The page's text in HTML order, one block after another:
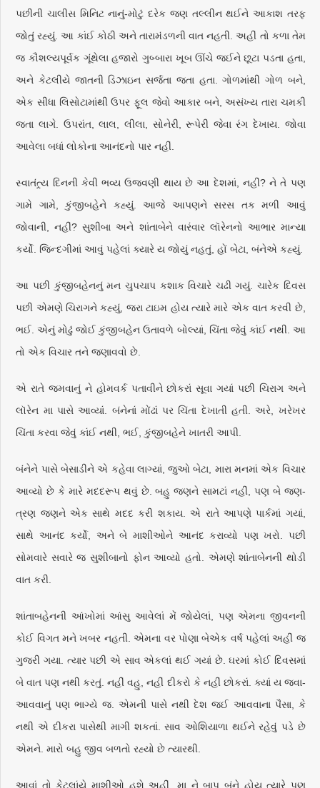
પછીની ચાલીસ મિનિટ નાનું-મોટું દરેક જણ તલ્લીન થઈને આકાશ તરફ
જોતું રહ્યું. આ કાંઈ કોઠી અને તારામંડળની વાત નહતી. અહીં તો કળા તેમ
જ કૌશલ્યપૂર્વક ગૂંથેલા હજારો ગુબ્બારા ખૂબ ઊંચે જઈને છૂટા પડતા હતા,
અને કેટલીયે જાતની ડિઝાઇન સર્જતા જતા હતા. ગોળમાંથી ગોળ બને,
એક સીધા લિસોટામાંથી ઉપર ફૂલ જેવો આકાર બને, અસંખ્ય તારા ચમકી
જતા લાગે. ઉપરાંત, લાલ, લીલા, સોનેરી, રૂપેરી જેવા રંગ દેખાય. જોવા
આવેલા બધાં લોકોના આનંદનો પાર નહીં.
સ્વાતંત્ર્ય દિનની કેવી ભવ્ય ઉજવણી થાય છે આ દેશમાં, નહીં? ને તે પણ
ગામે ગામે, કુંજીબહેને કહ્યું. આજે આપણને સરસ તક મળી આવું
જોવાની, નહીં? સુશીબા અને શાંતાબેને વારંવાર લૉરેનનો આભાર માન્યા
કર્યો. જિન્દગીમાં આવું પહેલાં ક્યારે ય જોયું નહતું, હોં બેટા, બંનેએ કહ્યું.
આ પછી કુંજીબહેનનું મન ચુપચાપ કશાક વિચારે ચઢી ગયું. ચારેક દિવસ
પછી એમણે ચિરાગને કહ્યું, જરા ટાઇમ હોય ત્યારે મારે એક વાત કરવી છે,
ભઈ. એનું મોઢું જોઈ કુંજીબહેન ઉતાવળે બોલ્યાં, ચિંતા જેવું કાંઈ નથી. આ
તો એક વિચાર તને જણાવવો છે.
એ રાતે જમવાનું ને હોમવર્ક પતાવીને છોકરાં સૂવા ગયાં પછી ચિરાગ અને
લૉરેન મા પાસે આવ્યાં. બંનેનાં મોંઢાં પર ચિંતા દેખાતી હતી. અરે, ખરેખર
ચિંતા કરવા જેવું કાંઈ નથી, ભઈ, કુંજીબહેને ખાતરી આપી.
બંનેને પાસે બેસાડીને એ કહેવા લાગ્યાં, જુઓ બેટા, મારા મનમાં એક વિચાર
આવ્યો છે કે મારે મદદરૂપ થવું છે. બહુ જણને સામટાં નહીં, પણ બે જણ-
ત્રણ જણને એક સાથે મદદ કરી શકાય. એ રાતે આપણે પાર્કમાં ગયાં,
સાથે આનંદ કર્યો, અને બે માશીઓને આનંદ કરાવ્યો પણ ખરો. પછી
સોમવારે સવારે જ સુશીબાનો ફોન આવ્યો હતો. એમણે શાંતાબેનની થોડી
વાત કરી.
શાંતાબહેનની આંખોમાં આંસુ આવેલાં મેં જોયેલાં, પણ એમના જીવનની
કોઈ વિગત મને ખબર નહતી. એમના વર પોણા બેએક વર્ષ પહેલાં અહીં જ
ગુજરી ગયા. ત્યાર પછી એ સાવ એકલાં થઈ ગયાં છે. ઘરમાં કોઈ દિવસમાં
બે વાત પણ નથી કરતું. નહીં વહુ, નહીં દીકરો કે નહીં છોકરાં. ક્યાં ય જવા-
આવવાનું પણ ભાગ્યે જ. એમની પાસે નથી દેશ જઈ આવવાના પૈસા, કે
નથી એ દીકરા પાસેથી માગી શકતાં. સાવ ઓશિયાળા થઈને રહેવું પડે છે
એમને. મારો બહુ જીવ બળતો રહ્યો છે ત્યારથી.
આવાં તો કેટલાંયે માશીઓ હશે અહીં. મા ને બાપ બંને હોય ત્યારે પણ